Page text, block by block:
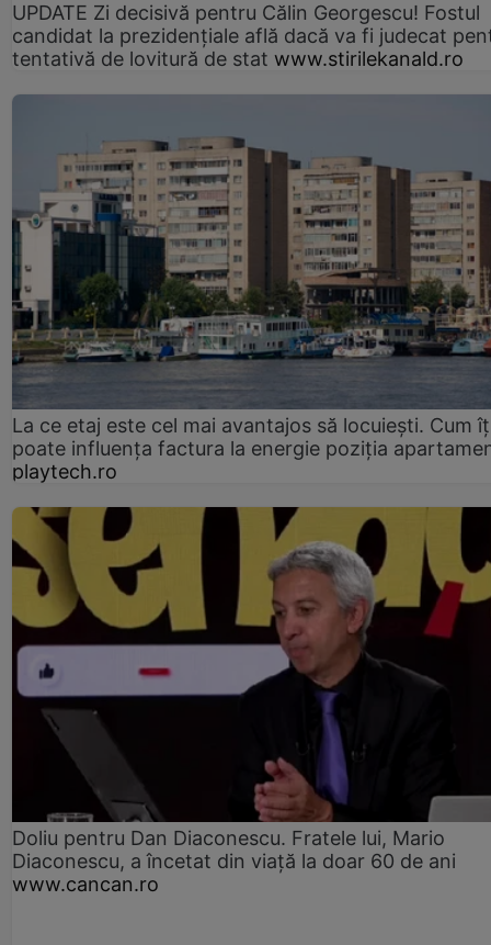
UPDATE Zi decisivă pentru Călin Georgescu! Fostul
candidat la prezidențiale află dacă va fi judecat
tentativă de lovitură de stat www.stirilekanald.ro
La ce etaj este cel mai avantajos să locuiești. Cum
poate influența factura la energie poziția
playtech.ro
Doliu pentru Dan Diaconescu. Fratele lui, Mario
Diaconescu, a încetat din viață la doar 60 de ani
www.cancan.ro